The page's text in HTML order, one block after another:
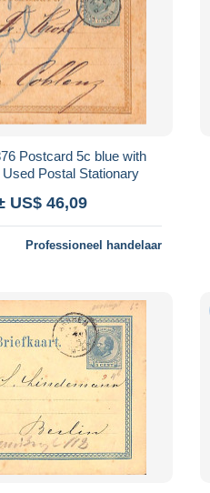
Postcard 5c blue with
Used Postal Stationary
US$ 46,09
Professioneel handelaar